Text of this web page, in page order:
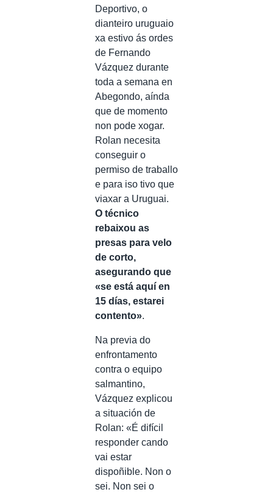
Deportivo, o
dianteiro uruguaio
xa estivo ás ordes
de Fernando
Vázquez durante
toda a semana en
Abegondo, aínda
que de momento
non pode xogar.
Rolan necesita
conseguir o
permiso de traballo
e para iso tivo que
viaxar a Uruguai.
O técnico
rebaixou as
presas para velo
de corto,
asegurando que
«se está aquí en
15 días, estarei
contento».
Na previa do
enfrontamento
contra o equipo
salmantino,
Vázquez explicou
a situación de
Rolan: «É difícil
responder cando
vai estar
dispoñible. Non o
sei. Non sei o